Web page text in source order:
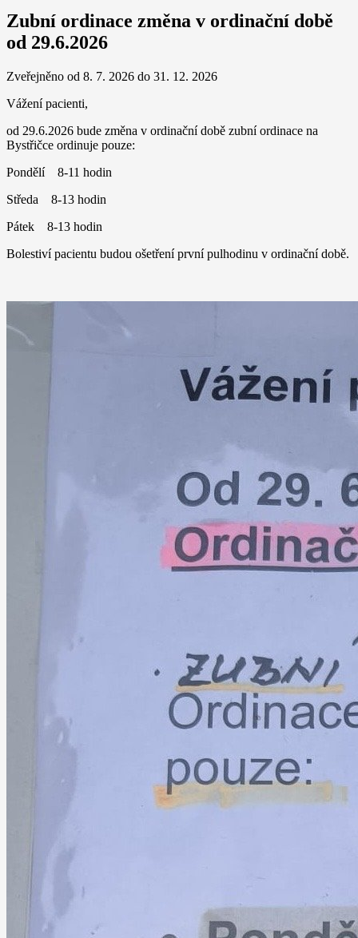
Zubní ordinace změna v ordinační době
od 29.6.2026
Zveřejněno od 8. 7. 2026 do 31. 12. 2026
Vážení pacienti,
od 29.6.2026 bude změna v ordinační době zubní ordinace na
Bystřičce ordinuje pouze:
Pondělí 8-11 hodin
Středa 8-13 hodin
Pátek 8-13 hodin
Bolestiví pacientu budou ošetření první pulhodinu v ordinační době.